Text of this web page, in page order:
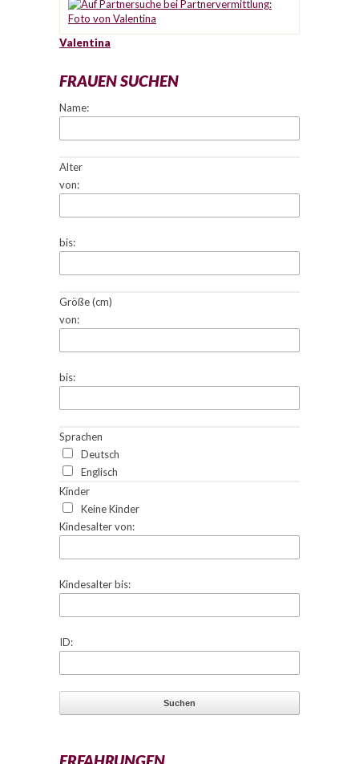
Valentina
FRAUEN SUCHEN
Name:
Alter
von:
bis:
Größe (cm)
von:
bis:
Sprachen
Deutsch
Englisch
Kinder
Keine Kinder
Kindesalter von:
Kindesalter bis:
ID: